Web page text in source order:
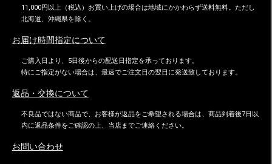
11,000円以上（税込）お買い上げの場合は地域にかかわらず送料無料。ただし
北海道、沖縄県を除く。
お届け時間指定について
ご購入日より、5日後からの配送日指定を承っております。
特にご指定がない場合は、最速でご注文日の翌日に発送致しております。
返品・交換について
不良品ではない商品で、お客様が返品をご希望される場合は、商品到着後7日以
内に返品条件をご確認の上、当店までご連絡ください。
お問い合わせ